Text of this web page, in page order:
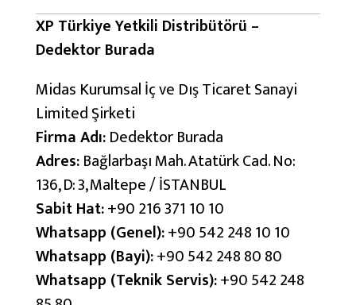
XP Türkiye Yetkili Distribütörü –
Dedektor Burada
Midas Kurumsal İç ve Dış Ticaret Sanayi
Limited Şirketi
Firma Adı:Dedektor Burada
Adres:Bağlarbaşı Mah. Atatürk Cad. No:
136, D: 3, Maltepe / İSTANBUL
Sabit Hat:+90 216 371 10 10
Whatsapp (Genel):+90 542 248 10 10
Whatsapp (Bayi):+90 542 248 80 80
Whatsapp (Teknik Servis):+90 542 248